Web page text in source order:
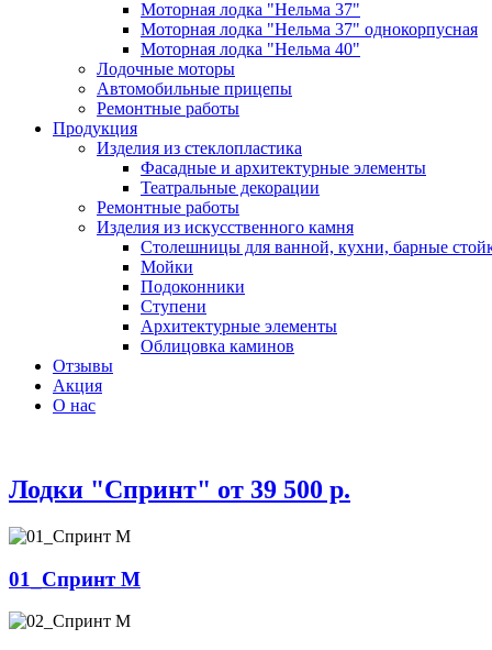
Моторная лодка "Нельма 37"
Моторная лодка "Нельма 37" однокорпусная
Моторная лодка "Нельма 40"
Лодочные моторы
Автомобильные прицепы
Ремонтные работы
Продукция
Изделия из стеклопластика
Фасадные и архитектурные элементы
Театральные декорации
Ремонтные работы
Изделия из искусственного камня
Столешницы для ванной, кухни, барные
Мойки
Подоконники
Ступени
Архитектурные элементы
Облицовка каминов
Отзывы
Акция
О нас
Лодки "Спринт" от 39 500 р.
01_Спринт М